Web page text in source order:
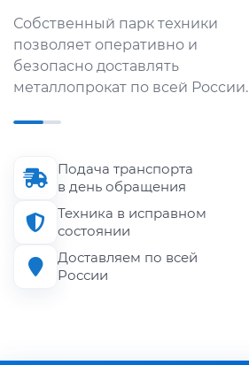
Собственный парк техники
позволяет оперативно и
безопасно доставлять
металлопрокат по всей России.
Подача транспорта
в день обращения
Техника в исправном
состоянии
Доставляем по всей
России
Оперативная доставка
небольших партий
металлопроката по городу и
области.
Грузоподъёмность
до 1.5 т